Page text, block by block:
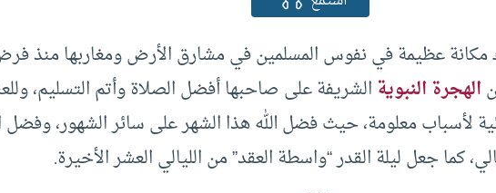
مكانة عظيمة في نفوس المسلمين في مشارق الأرض ومغاربها منذ
الهجرة النبويةالشريفة على صاحبها أفضل الصلاة وأتم التسليم،
لأسباب معلومة، حيث فضل الله هذا الشهر على سائر الشهور، وفضل
كما جعل ليلة القدر “واسطة العقد” من الليالي العشر الأخيرة.